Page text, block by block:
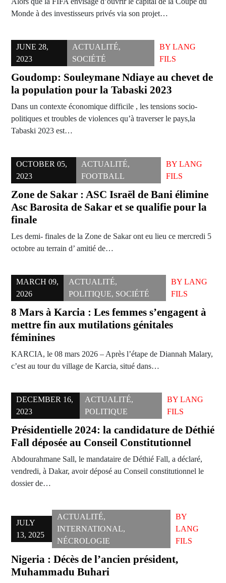
Monde à des investisseurs privés via son projet…
JUNE 28,
2023
ACTUALITÉ,
SOCIÉTÉ
BYLANG
FILS
Goudomp: Souleymane Ndiaye au chevet de
la population pour la Tabaski 2023
Dans un contexte économique difficile , les tensions socio-
politiques et troubles de violences qu’à traverser le pays,la
Tabaski 2023 est…
OCTOBER 05,
2023
ACTUALITÉ,
FOOTBALL
BYLANG
FILS
Zone de Sakar : ASC Israël de Bani élimine
Asc Barosita de Sakar et se qualifie pour la
finale
Les demi- finales de la Zone de Sakar ont eu lieu ce mercredi 5
octobre au terrain d’ amitié de…
MARCH 09,
2026
ACTUALITÉ,
POLITIQUE, SOCIÉTÉ
BYLANG
FILS
8 Mars à Karcia : Les femmes s’engagent à
mettre fin aux mutilations génitales
féminines
KARCIA, le 08 mars 2026 – Après l’étape de Diannah Malary,
c’est au tour du village de Karcia, situé dans…
DECEMBER 16,
2023
ACTUALITÉ,
POLITIQUE
BYLANG
FILS
Présidentielle 2024: la candidature de Déthié
Fall déposée au Conseil Constitutionnel
Abdourahmane Sall, le mandataire de Déthié Fall, a déclaré,
vendredi, à Dakar, avoir déposé au Conseil constitutionnel le
dossier de…
JULY
13, 2025
ACTUALITÉ,
INTERNATIONAL,
NÉCROLOGIE
BY
LANG
FILS
Nigeria : Décès de l’ancien président,
Muhammadu Buhari